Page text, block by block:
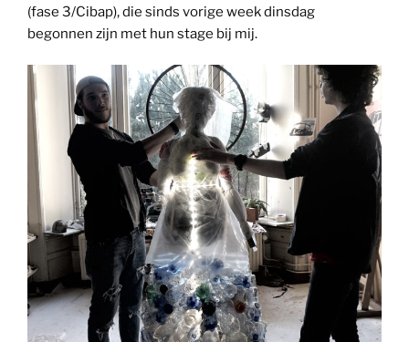
(fase 3/Cibap), die sinds vorige week dinsdag
begonnen zijn met hun stage bij mij.